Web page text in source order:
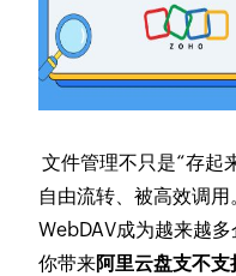
文件管理不只是“存起
自由流转、被高效调用
WebDAV成为越来越
你带来阿里云盘支不